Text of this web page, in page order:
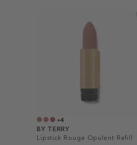
+4
BY TERRY
Lipstick Rouge Opulent Refill